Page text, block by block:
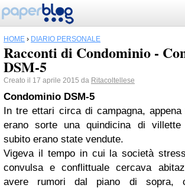
HOME › DIARIO PERSONALE
Racconti di Condominio -
DSM-5
Creato il 17 aprile 2015 da Ritacoltellese
Condominio DSM-5
In tre ettari circa di campagna,
erano sorte una quindicina di
subito erano state vendute.
Vigeva il tempo in cui la società
convulsa e conflittuale cercava
avere rumori dal piano di sopra,